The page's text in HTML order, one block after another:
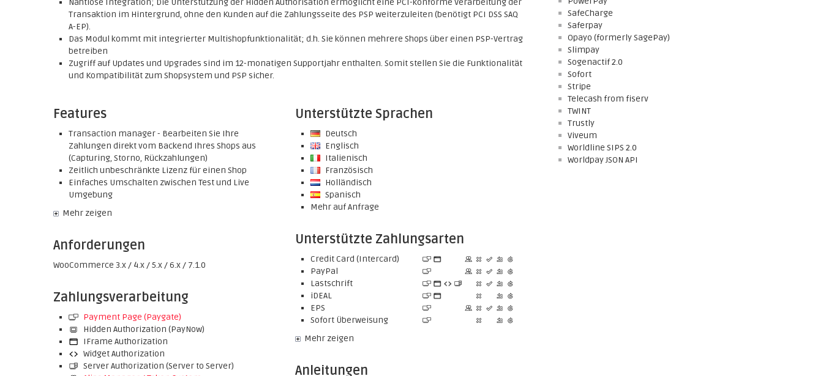
Nahtlose Integration; Die Unterstützung der Hidden Authorisation ermöglicht eine PCI-konforme Verarbeitung der
Transaktion im Hintergrund, ohne den Kunden auf die Zahlungsseite des PSP weiterzuleiten (benötigt PCI DSS SAQ
A-EP).
Das Modul kommt mit integrierter Multishopfunktionalität; d.h. Sie können mehrere Shops über einen PSP-Vertrag
betreiben
Zugriff auf Updates und Upgrades sind im 12-monatigen Supportjahr enthalten. Somit stellen Sie die Funktionalität
und Kompatibilität zum Shopsystem und PSP sicher.
Features
Transaction manager - Bearbeiten Sie Ihre
Zahlungen direkt vom Backend Ihres Shops aus
(Capturing, Storno, Rückzahlungen)
Zeitlich unbeschränkte Lizenz für einen Shop
Einfaches Umschalten zwischen Test und Live
Umgebung
Mehr zeigen
Anforderungen
WooCommerce 3.x / 4.x / 5.x / 6.x / 7.1.0
Zahlungsverarbeitung
Payment Page (Paygate)
Hidden Authorization (PayNow)
IFrame Authorization
Widget Authorization
Server Authorization (Server to Server)
Unterstützte Sprachen
Deutsch
Englisch
Italienisch
Französisch
Holländisch
Spanisch
Mehr auf Anfrage
Unterstützte Zahlungsarten
Credit Card (Intercard)
PayPal
Lastschrift
iDEAL
EPS
Sofort Überweisung
Mehr zeigen
Anleitungen
SafeCharge
Saferpay
Opayo (formerly SagePay)
Slimpay
Sogenactif 2.0
Sofort
Stripe
Telecash from fiserv
TWINT
Trustly
Viveum
Worldline SIPS 2.0
Worldpay JSON API